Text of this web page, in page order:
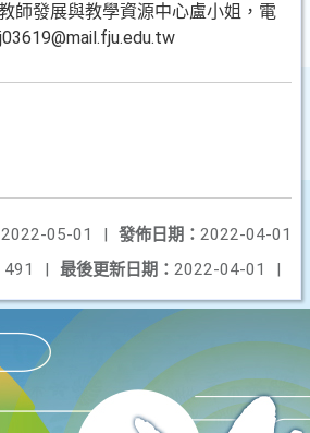
師發展與教學資源中心盧小姐，電
發佈日期： 2022-04-01
2022-05-01
|
最後更新日期： 2022-04-01 |
491 |